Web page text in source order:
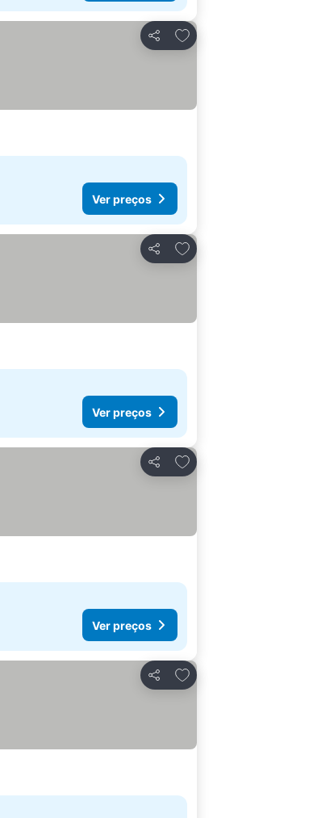
Partilhar
Adicionar aos favoritos
Ver preços
Partilhar
Adicionar aos favoritos
Ver preços
Partilhar
Adicionar aos favoritos
Ver preços
Partilhar
Adicionar aos favoritos